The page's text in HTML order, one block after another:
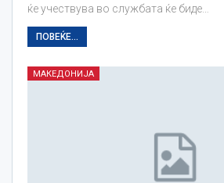
ќе учествува во службата ќе биде…
ПОВЕЌЕ...
МАКЕДОНИЈА